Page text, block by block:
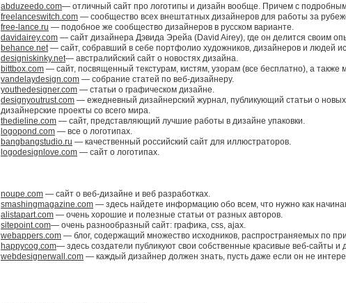
abduzeedo.com— отличный сайт про логотипы и дизайн вообще. Причем с
freelanceswitch.com — сообщество всех внештатных дизайнеров для работы за
free-lance.ru — подобное же сообщество дизайнеров в русском варианте.
davidairey.com — сайт дизайнера Дэвида Эрейа (David Airey), где он делится своим
behance.net— сайт, собравший в себе портфолио художников, дизайнеров и людей
designiskinky.net— австралийский сайт о новостях дизайна.
bittbox.com — сайт, посвященный текстурам, кистям, узорам (все бесплатно), а также
vandelaydesign.com — собрание статей по веб-дизайнеру.
youthedesigner.com — статьи о графическом дизайне.
designyoutrust.com — ежедневный дизайнерский журнал, публикующий статьи о
дизайнерские проекты со всего мира.
thedieline.com — сайт, представляющий лучшие работы в дизайне упаковки.
logopond.com — все о логотипах.
bangbangstudio.ru — качественный российский сайт для иллюстраторов.
logodesignlove.com — сайт о логотипах.
noupe.com — сайт о веб-дизайне и веб разработках.
smashingmagazine.com — здесь найдете информацию обо всем, что нужно как
alistapart.com — очень хорошие и полезные статьи от разных авторов.
sitepoint.com— очень разнообразный сайт: графика, css, ajax.
webappers.com — блог, содержащий множество исходников, распространяемых по
happycog.com— здесь создатели публикуют свои собственные красивые веб-сайты и
webdesignerwall.com — каждый дизайнер должен знать, пусть даже если он не